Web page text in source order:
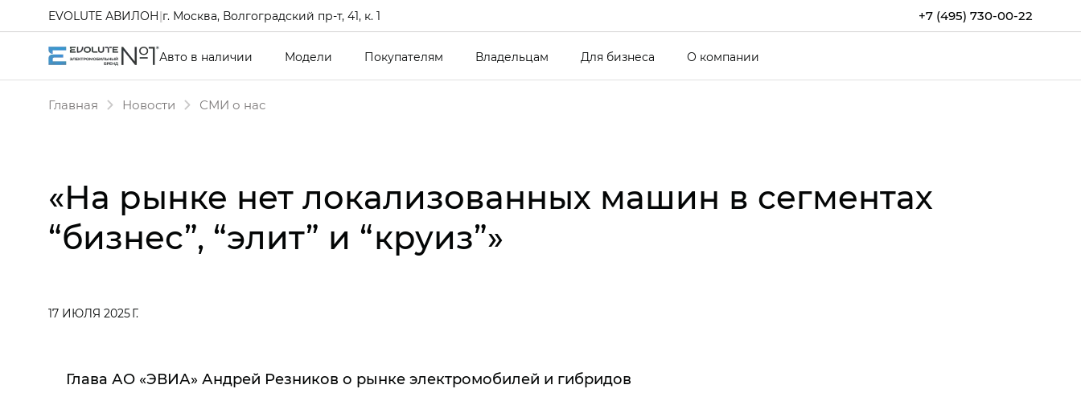
+7 (495) 730-00-22
EVOLUTE АВИЛОН|г. Москва, Волгоградский пр-т, 41, к. 1
Авто в наличии Модели Покупателям Владельцам Для бизнеса О компании
Главная Новости СМИ о нас
«На рынке нет локализованных машин в сегментах
“бизнес”, “элит” и “круиз”»
17 ИЮЛЯ 2025 Г.
Глава АО «ЭВИА» Андрей Резников о рынке электромобилей и гибридов